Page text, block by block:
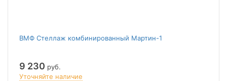
ВМФ Стеллаж комбинированный Мартин-1
9 230 руб.
Уточняйте наличие